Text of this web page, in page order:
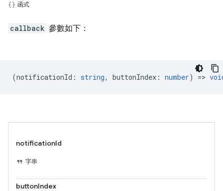
函式
callback 參數如下：
(notificationId : string, buttonIndex : number) =>
notificationId
字串
buttonIndex